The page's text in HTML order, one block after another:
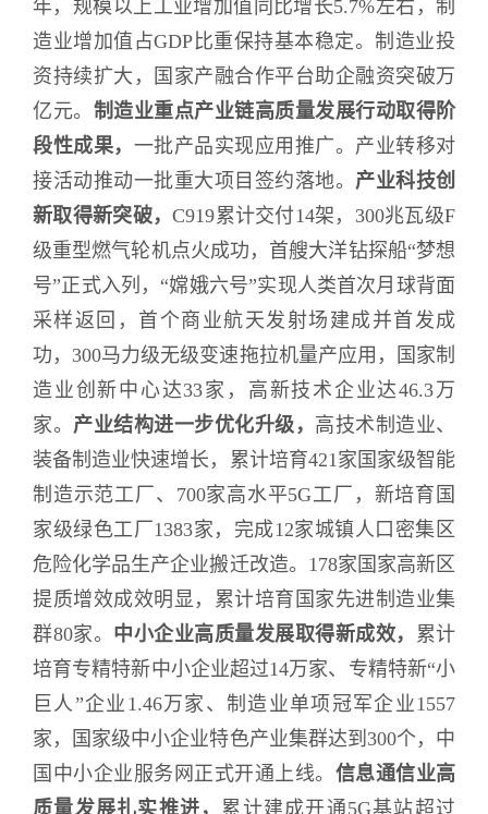
年，规模以上工业增加值同比增长5.7%左右，制
造业增加值占GDP比重保持基本稳定。制造业投
资持续扩大，国家产融合作平台助企融资突破万
亿元。 制造业重点产业链高质量发展行动取得阶
段性成果， 一批产品实现应用推广。产业转移对
接活动推动一批重大项目签约落地。 产业科技创
新取得新突破，C919累计交付14架，300兆瓦级F
级重型燃气轮机点火成功，首艘大洋钻探船“梦想
号”正式入列，“嫦娥六号”实现人类首次月球背面
采样返回，首个商业航天发射场建成并首发成
功，300马力级无级变速拖拉机量产应用，国家制
造业创新中心达33家，高新技术企业达46.3万
家。 产业结构进一步优化升级， 高技术制造业、
装备制造业快速增长，累计培育421家国家级智能
制造示范工厂、700家高水平5G工厂，新培育国
家级绿色工厂1383家，完成12家城镇人口密集区
危险化学品生产企业搬迁改造。178家国家高新区
提质增效成效明显，累计培育国家先进制造业集
群80家。 中小企业高质量发展取得新成效，
累计
培育专精特新中小企业超过14万家、专精特新“小
巨人”企业1.46万家、制造业单项冠军企业1557
家，国家级中小企业特色产业集群达到300个，中
国中小企业服务网正式开通上线。 信息通信业高
质量发展扎实推进， 累计建成开通5G基站超过